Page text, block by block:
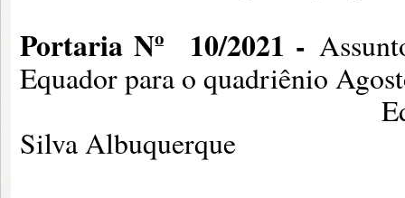
Portaria Nº 10/2021 -
Equador para o quadriênio
Editor-chefe:
Silva Albuquerque